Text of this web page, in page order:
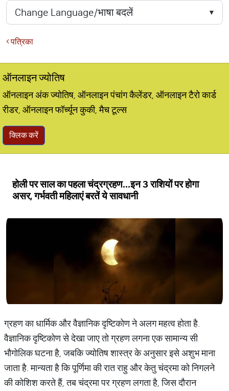
पत्रिका
ऑनलाइन ज्योतिष
ऑनलाइन अंक ज्योतिष, ऑनलाइन पंचांग कैलेंडर, ऑनलाइन टैरो कार्ड
रीडर, ऑनलाइन फॉर्च्यून कुकी, मैच टूल्स
क्लिक करें
होली पर साल का पहला चंद्रग्रहण...इन 3 राशियों पर होगा
असर, गर्भवती महिलाएं बरतें ये सावधानी
ग्रहण का धार्मिक और वैज्ञानिक दृष्टिकोण ने अलग महत्व होता है.
वैज्ञानिक दृष्टिकोण से देखा जाए तो ग्रहण लगना एक सामान्य सी
भौगोलिक घटना है, जबकि ज्योतिष शास्त्र के अनुसार इसे अशुभ माना
जाता है. मान्यता है कि पूर्णिमा की रात राहु और केतु चंद्रमा को निगलने
की कोशिश करते हैं, तब चंद्रमा पर ग्रहण लगता है, जिस दौरान